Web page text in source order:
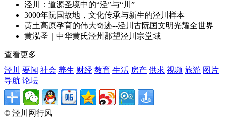
泾川：道源圣境中的“泾”与“川”
3000年阮国故地，文化传承与新生的泾川样本
黄土高原孕育的伟大奇迹--泾川古阮国文明光耀全世界
黄泓圣｜​中华黄氏泾州郡望泾川宗堂域
查看更多
泾川
要闻 社会 养生 财经 教育 生活 房产 供求 视频 旅游 图片
导航 论坛
© 泾川网行风